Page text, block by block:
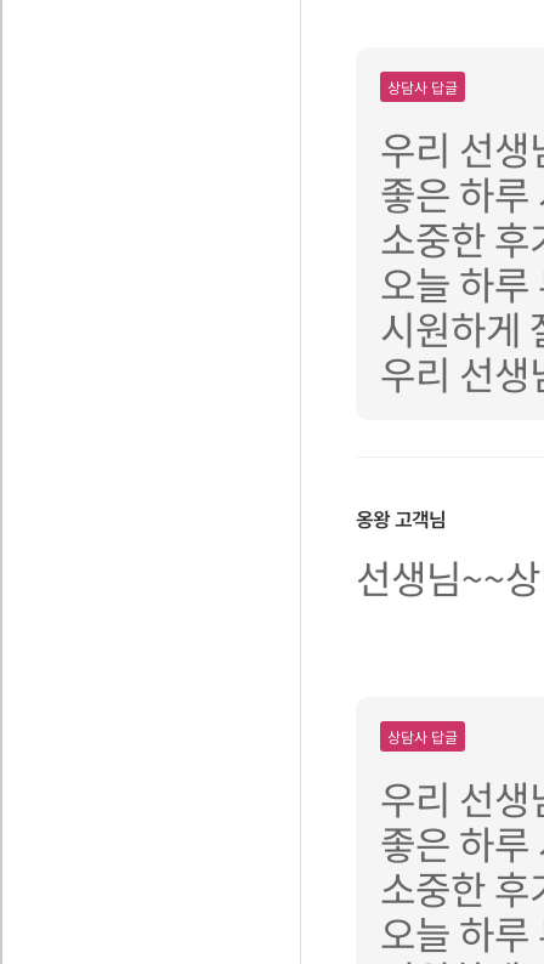
상담사 답글
우리 선
좋은 하
소중한
오늘 하
시원하게
우리 선
옹왕고객님
선생님~~
상담사 답글
우리 선
좋은 하
소중한
오늘 하